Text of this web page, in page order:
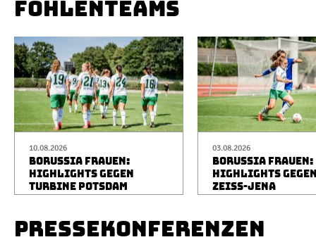
FOHLENTEAMS
10.08.2026
BORUSSIA FRAUEN:
HIGHLIGHTS GEGEN
TURBINE POTSDAM
03.08.2026
BORUSSIA FRAUEN:
HIGHLIGHTS
ZEISS-JENA
PRESSEKONFERENZEN